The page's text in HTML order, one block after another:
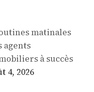
matinales
agents
à succès
4, 2026